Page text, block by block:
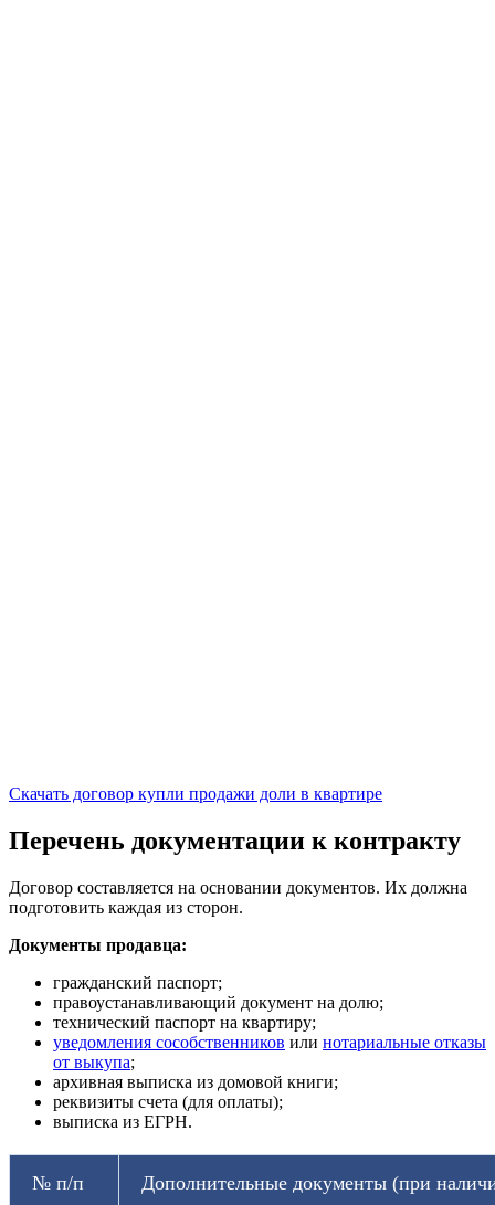
Скачать договор купли продажи доли в квартире
Перечень документации к контракту
Договор составляется на основании документов. Их должна
подготовить каждая из сторон.
Документы продавца:
гражданский паспорт;
правоустанавливающий документ на долю;
технический паспорт на квартиру;
уведомления сособственников или нотариальные отказы
от выкупа;
архивная выписка из домовой книги;
реквизиты счета (для оплаты);
выписка из ЕГРН.
№ п/п Дополнительные документы (при